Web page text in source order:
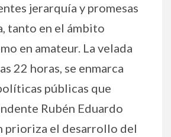
jerarquía y promesas
tanto en el ámbito
en amateur. La velada
22 horas, se enmarca
públicas que
Rubén Eduardo
prioriza el desarrollo del